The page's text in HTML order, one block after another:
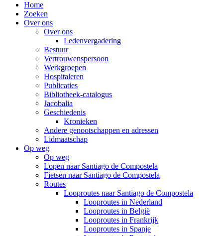
Home
Zoeken
Over ons
Over ons
Ledenvergadering
Bestuur
Vertrouwenspersoon
Werkgroepen
Hospitaleren
Publicaties
Bibliotheek-catalogus
Jacobalia
Geschiedenis
Kronieken
Andere genootschappen en adressen
Lidmaatschap
Op weg
Op weg
Lopen naar Santiago de Compostela
Fietsen naar Santiago de Compostela
Routes
Looproutes naar Santiago de Compostela
Looproutes in Nederland
Looproutes in België
Looproutes in Frankrijk
Looproutes in Spanje